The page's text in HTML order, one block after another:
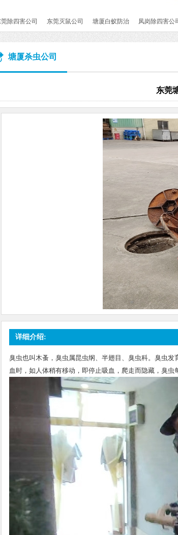
莞除四害公司 东莞灭鼠公司 塘厦白蚁防治 凤岗除四害公
塘厦杀虫公司
东莞
详细介绍:
臭虫也叫木蚤，臭虫属昆虫纲、半翅目、臭虫科。臭虫
血时，如人体稍有移动，即停止吸血，爬走而隐藏，臭虫